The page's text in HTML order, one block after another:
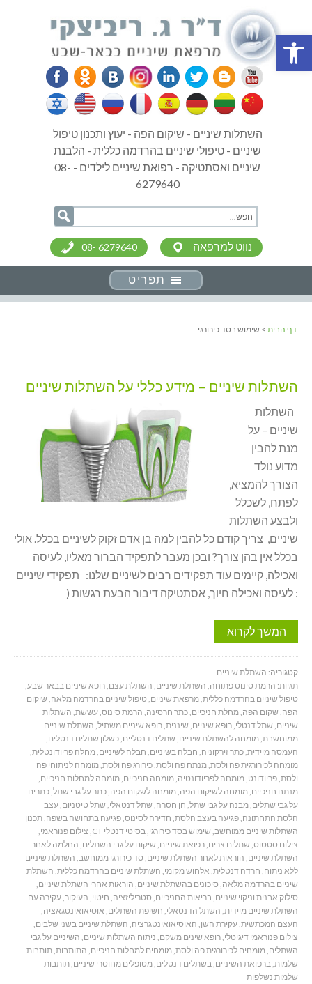
פתח סרגל נגישות
השתלות שיניים - שיקום הפה - יעוץ ותכנון טיפול
שיניים - טיפולי שיניים בהרדמה כללית - הלבנת
שיניים ואסתטיקה - רפואת שיניים לילדים - 08-
6279640
08- 6279640 נווט למרפאה
תפריט
דף הבית > שימוש בסד כירורגי
השתלות שיניים – מידע כללי על השתלות שיניים
השתלות
שיניים – על
מנת להבין
מדוע נולד
הצורך להמציא,
לפתח, לשכלל
ולבצע השתלות
שיניים, צריך קודם כל להבין למה בן אדם זקוק לשיניים בכלל. אולי
בכלל אין בהן צורך? ובכן מעבר לתפקיד הברור מאליו, לעיסה
ואכילה, קיימים עוד תפקידים רבים לשיניים שלנו: תפקידי שיניים
: לעיסה ואכילה חיוך, אסתטיקה דיבור הבעת רגשות (
המשך לקרוא
קטגוריה: השתלת שיניים
תגיות: הרמת סינוס פתוחה, השתלת שיניים, השתלת עצם,רופא שיניים בבאר שבע,
טיפול שיניים בהרדמה כללית,מרפאת שיניים, טיפול שיניים בהרדמה מלאה, שיקום
הפה, שקום הפה,מחלת חניכיים,כתר חרסינה, הרמת סינוס,עששת, השתלות
שיניים, שתל דנטלי,רופא שיניים, שיננית,רופא שיניים משתיל, השתלת שיניים
ממוחשבת,מומחה להשתלת שיניים, שתלים דנטליים,כשלון שתלים דנטלים,
העמסה מיידית,כתר זירקוניה, חבלה בשיניים, חבלה לשיניים,מחלה פריודונטלית,
מומחה לכירורגית פה ולסת,מנתח פה ולסת,כירורג פה ולסת,מומחה לניתוחי פה
ולסת,פריודונט,מומחה לפריודונטיה,מומחה חניכיים,מומחה למחלות חניכיים,
מנתח חניכיים,מומחה לשיקום הפה,מומחה לשקום הפה,כתר על גבי שתל,כתרים
על גבי שתלים,מבנה על גבי שתל, חן חסרה, שתל דנטאלי, שתל טיטניום,עצב
הלסת התחתונה,פגיעה בעצב הלסת, חדירה לסינוס,פגיעה בתחושה בשפה,תכנון
השתלות שיניים ממוחשב, שימוש בסד כירורגי,בסיטי דנטלי CT , צילום פנוראמי,
צילום סטטוס, שתלים צרים,רפואת שיניים, שיקום על גבי השתלים, החלמה לאחר
השתלת שיניים, הוראות לאחר השתלת שיניים, סד כירורגי ממוחשב, השתלת שיניים
ללא ניתוח, חרדה דנטלית, אלחוש מקומי, השתלת שיניים בהרדמה כללית, השתלת
שיניים בהרדמה מלאה, סיכונים בהשתלת שיניים, הוראות אחרי השתלת שיניים,
סילוק אבנית וניקוי שיניים,בריאות החניכיים, סטריליזציה, חיטוי, העיקור,עקירה עם
השתלת שיניים מיידית, השתל הדנטאלי, חשיפת השתלים, אוסיאואינטגאציה,
העצם המכתשית,עקירת השן, האוסיאואינטגרציה, השתלת שיניים בשני שלבים,
צילום פנוראמי דיגיטלי,רופא שינים משקם, ניתוח השתלות שיניים, השיניים על גבי
השתלים,מומחים לכירורגית פה ולסת,מומחים למחלות חניכיים, התותבות,תותבות
שלמות,ברפואת השיניים,בשתלים דנטלים,מטופלים מחוסרי שיניים,תותבות
שלמות נשלפות